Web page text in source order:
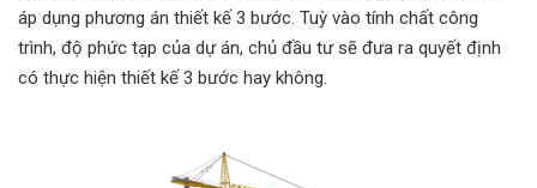
áp dụng phương án thiết kế 3 bước. Tuỳ vào tính chất công
trình, độ phức tạp của dự án, chủ đầu tư sẽ đưa ra quyết định
có thực hiện thiết kế 3 bước hay không.